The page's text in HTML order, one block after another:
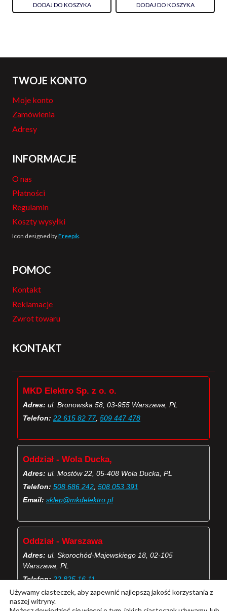
DODAJ DO KOSZYKA DODAJ DO KOSZYKA
TWOJE KONTO
Moje konto
Zamówienia
Adresy
INFORMACJE
O nas
Płatności
Regulamin
Koszty wysyłki
Icon designed byFreepik
POMOC
Kontakt
Reklamacje
Zwrot towaru
KONTAKT
MKD Elektro Sp. z o. o.
Adres: ul. Bronowska 58, 03-955 Warszawa, PL
Telefon: 22 615 82 77, 509 447 478
Oddział - Wola Ducka,
Adres: ul. Mostów 22, 05-408 Wola Ducka, PL
Telefon: 508 686 242, 508 053 391
Email: sklep@mkdelektro.pl
Oddział - Warszawa
Adres: ul. Skorochód-Majewskiego 18, 02-105
Warszawa, PL
Telefon: 22 825 16 11
Email: skorochod@mkdelektro.pl
Używamy ciasteczek, aby zapewnić najlepszą jakość korzystania z
naszej witryny.